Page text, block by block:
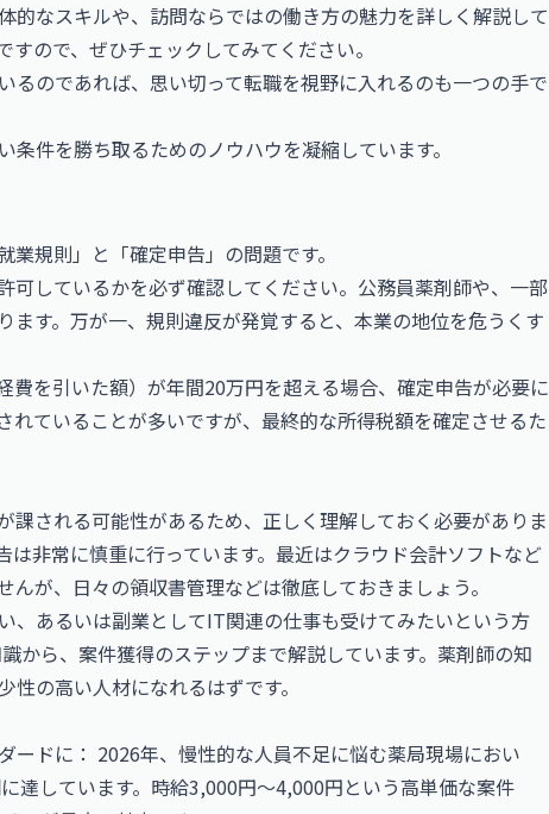
的なスキルや、訪問ならではの働き方の魅力を詳しく解説して
ので、ぜひチェックしてみてください。
るのであれば、思い切って転職を視野に入れるのも一つの手で
件を勝ち取るためのノウハウを凝縮しています。
規則」と「確定申告」の問題です。
可しているかを必ず確認してください。公務員薬剤師や、一部
ます。万が一、規則違反が発覚すると、本業の地位を危うくす
費を引いた額）が年間20万円を超える場合、確定申告が必要に
れていることが多いですが、最終的な所得税額を確定させるた
課される可能性があるため、正しく理解しておく必要がありま
は非常に慎重に行っています。最近はクラウド会計ソフトなど
が、日々の領収書管理などは徹底しておきましょう。
、あるいは副業としてIT関連の仕事も受けてみたいという方
から、案件獲得のステップまで解説しています。薬剤師の知
の高い人材になれるはずです。
ードに： 2026年、慢性的な人員不足に悩む薬局現場におい
達しています。時給3,000円〜4,000円という高単価な案件